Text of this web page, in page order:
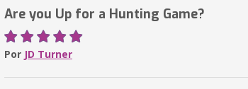
Are you Up for a Hunting Game?
Por JD Turner